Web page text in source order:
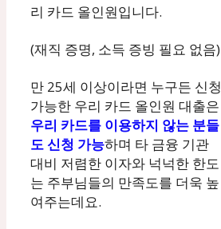
리 카드 올인원입니다.
(재직 증명, 소득 증빙 필요 없음)
만 25세 이상이라면 누구든 신청
가능한 우리 카드 올인원 대출은
우리 카드를 이용하지 않는 분들
도 신청 가능하며 타 금융 기관
대비 저렴한 이자와 넉넉한 한도
는 주부님들의 만족도를 더욱 높
여주는데요.